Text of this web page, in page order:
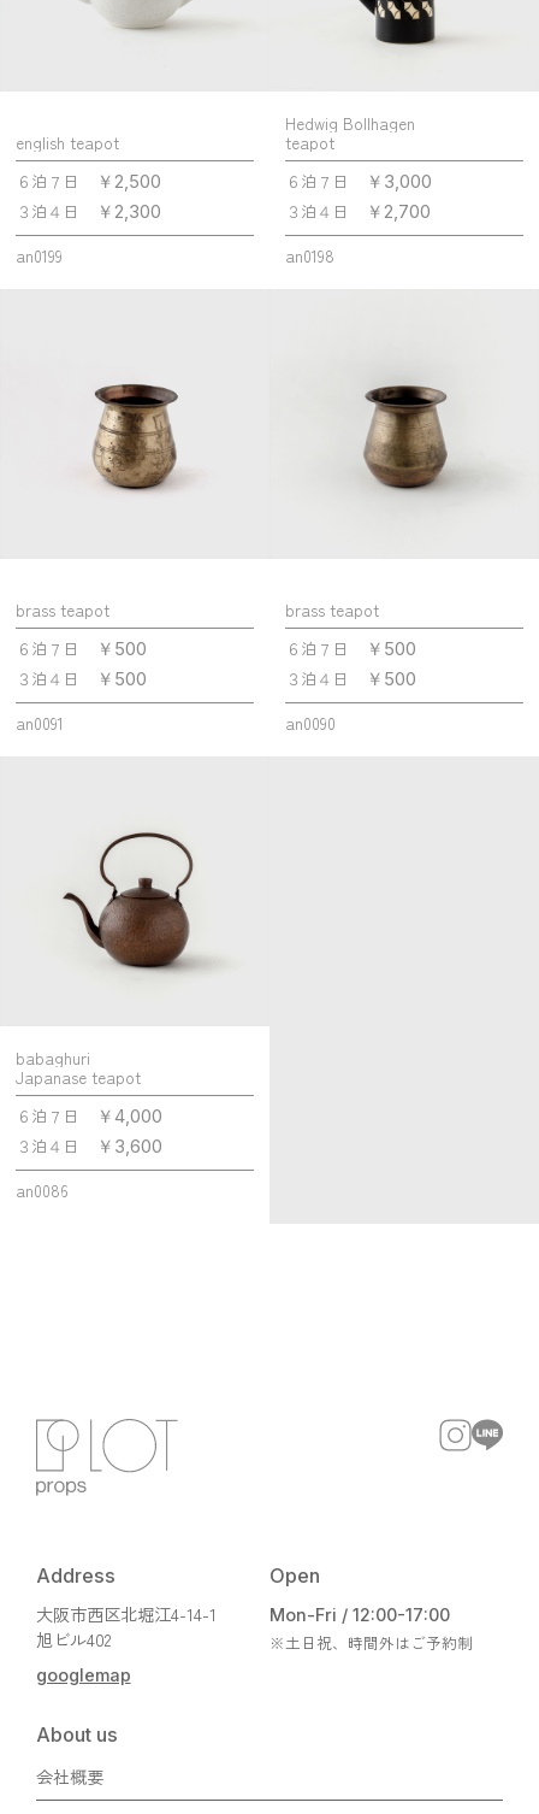
english teapot
６泊７日
￥2,500
３泊４日 ￥2,300
an0199
Hedwig Bollhagen
teapot
６泊７日
￥3,000
３泊４日 ￥2,700
an0198
brass teapot
６泊７日
￥500
３泊４日 ￥500
an0091
brass teapot
６泊７日
￥500
３泊４日 ￥500
an0090
babaghuri
Japanase teapot
６泊７日
￥4,000
３泊４日 ￥3,600
an0086
Address
大阪市西区北堀江4-14-1
旭ビル402
googlemap
Open
Mon-Fri / 12:00-17:00
※土日祝、時間外はご予約制
About us
会社概要